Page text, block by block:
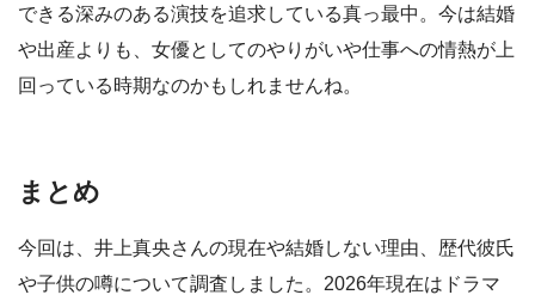
できる深みのある演技を追求している真っ最中。今は結婚
や出産よりも、女優としてのやりがいや仕事への情熱が上
回っている時期なのかもしれませんね。
まとめ
今回は、井上真央さんの現在や結婚しない理由、歴代彼氏
や子供の噂について調査しました。2026年現在はドラマ